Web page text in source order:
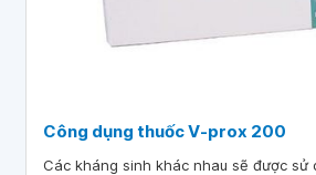
Công dụng thuốc V-prox 200
Các kháng sinh khác nhau sẽ được sử